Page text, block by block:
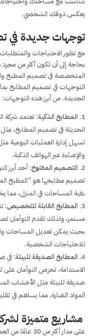
يعكس ذوقك الشخصي.
توجهات جديدة في
مع تطور الاحتياجات
بحاجة إلى أن تكون أكثر من
المتخصصة فى تصميم المطبخ
التوجهات في تصميم المطابخ
الجديدة. من أبرز هذه التوجهات:
المطابخ الذكية: تعتمد شركة
الحديثة في تصميم المطابخ، مثل
تسهل إدارة العمليات اليومية
والإضاءة عبر الهواتف الذكية.
التصميم المفتوح: أحد أبرز
تصميم مطابخها هو “المطبخ
بقية المساحات في المنزل، مما
المطابخ القابلة للتخصيص:
مستمر، ولذلك تقدم التوأمان
بحيث يمكن تعديل المساحات
للاحتياجات الشخصية.
المطابخ الصديقة للبيئة: في
الاستدامة، تحرص التوأمان
صديقة للبيئة مثل الأخشاب
المواد الضارة، مما يساهم في
مشاريع متميزة
على مدار أكثر